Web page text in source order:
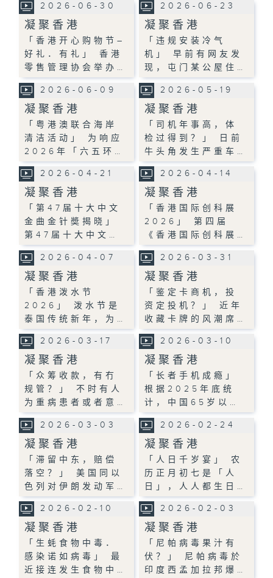
2026-06-30
凝聚香港
「香港开心购物节–
好礼．有礼」 香港
零售管理协会举办…
2026-06-23
凝聚香港
「违规安装冷气
机」 早前有网友发
现，屯门某公屋住…
2026-06-09
凝聚香港
「粤港澳联合海岸
清洁活动」 为响应
2026年「六五环…
2026-05-19
凝聚香港
「司机年事高，体
检过得到？」 日前
牛头角发生严重车…
2026-04-21
凝聚香港
「第47届十大中文
金曲金针奬揭晓」
第47届十大中文…
2026-04-14
凝聚香港
「香港国际创科展
2026」 第四届
《香港国际创科展…
2026-04-07
凝聚香港
「香港泼水节
2026」 泼水节是
泰国传统新年，为…
2026-03-31
凝聚香港
「鉴定卡商机，投
资定投机？」 近年
收藏卡牌的风潮席…
2026-03-17
凝聚香港
「众筹收款，有冇
规管？」 不时有人
为重病患者或者意…
2026-03-10
凝聚香港
「长者手机成瘾」
根据2025年底统
计，中国65岁以…
2026-03-03
凝聚香港
「滞留中东，赔偿
落空？」 美国同以
色列对伊朗发动军…
2026-02-24
凝聚香港
「人日千岁宴」 农
历正月初七是「人
日」，人人都生日…
2026-02-10
凝聚香港
「生蚝食物中毒．
感染诺如病毒」 最
近接连发生食物中…
2026-02-03
凝聚香港
「尼帕病毒果汁有
伏？」 尼帕病毒於
印度西孟加拉邦爆…